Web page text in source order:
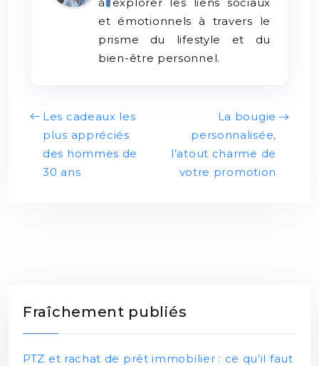
et émotionnels à travers le
prisme du lifestyle et du
bien-être personnel.
Les cadeaux les
plus appréciés
des hommes de
30 ans
La bougie
personnalisée,
l’atout charme de
votre promotion
Fraîchement publiés
PTZ et rachat de prêt immobilier : ce qu’il faut